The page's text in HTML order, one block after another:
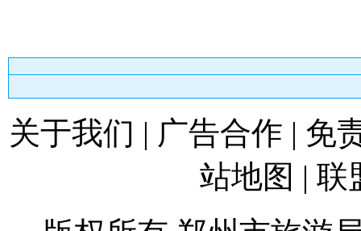
关于我们 | 广告合作 | 免
站地图 | 联